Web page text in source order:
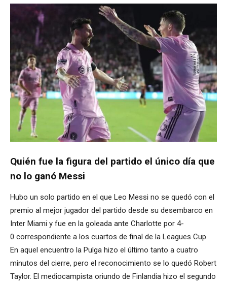
Quién fue la figura del partido el único día que
no lo ganó Messi
Hubo un solo partido en el que Leo Messi no se quedó con el
premio al mejor jugador del partido desde su desembarco en
Inter Miami y fue en la goleada ante Charlotte por 4-
0 correspondiente a los cuartos de final de la Leagues Cup.
En aquel encuentro la Pulga hizo el último tanto a cuatro
minutos del cierre, pero el reconocimiento se lo quedó Robert
Taylor. El mediocampista oriundo de Finlandia hizo el segundo